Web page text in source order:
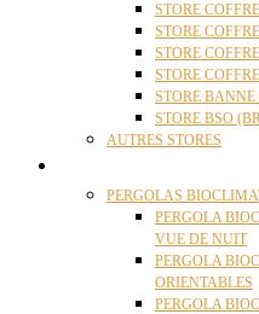
STORE
STORE
STORE
STORE
STORE
STORE BSO
AUTRES STORES
PERGOLAS
PERGOLA
VUE DE NUIT
PERGOLA
ORIENTABLES
PERGOLA